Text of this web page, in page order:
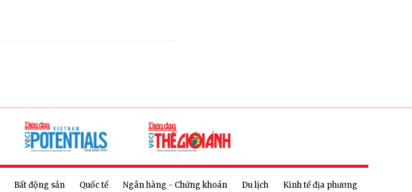
Bất động sản Quốc tế Ngân hàng - Chứng khoán Du lịch Kinh tế địa phương